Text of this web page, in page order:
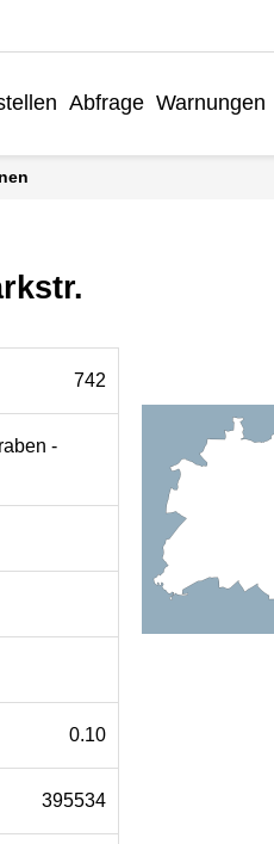
Abfrage Warnungen
742
-
0.10
395534